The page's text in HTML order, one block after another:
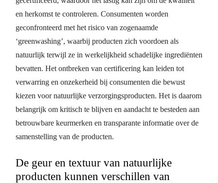
en herkomst te controleren. Consumenten worden
geconfronteerd met het risico van zogenaamde
‘greenwashing’, waarbij producten zich voordoen als
natuurlijk terwijl ze in werkelijkheid schadelijke ingrediënten
bevatten. Het ontbreken van certificering kan leiden tot
verwarring en onzekerheid bij consumenten die bewust
kiezen voor natuurlijke verzorgingsproducten. Het is daarom
belangrijk om kritisch te blijven en aandacht te besteden aan
betrouwbare keurmerken en transparante informatie over de
samenstelling van de producten.
De geur en textuur van natuurlijke
producten kunnen verschillen van